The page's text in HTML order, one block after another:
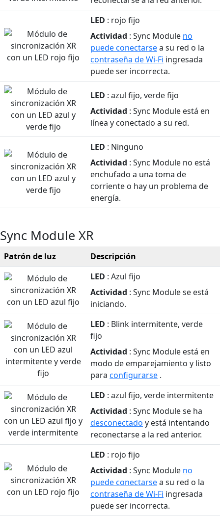
LED : rojo fijo
Actividad : Sync Module no
puede conectarsea su red o la
contraseña de Wi-Fi ingresada
puede ser incorrecta.
LED : azul fijo, verde fijo
Actividad : Sync Module está en
línea y conectado a su red.
LED : Ninguno
Actividad : Sync Module no está
enchufado a una toma de
corriente o hay un problema de
energía.
Sync Module XR
Patrón de luz
Descripción
LED : Azul fijo
Actividad : Sync Module se está
iniciando.
LED : Blink intermitente, verde
fijo
Actividad : Sync Module está en
modo de emparejamiento y listo
para configurarse .
LED : azul fijo, verde intermitente
Actividad : Sync Module se ha
desconectado y está intentando
reconectarse a la red anterior.
LED : rojo fijo
Actividad : Sync Module no
puede conectarsea su red o la
contraseña de Wi-Fi ingresada
puede ser incorrecta.